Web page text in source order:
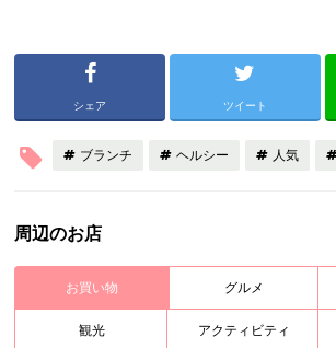
シェア ツイート
ブランチ ヘルシー 人気
周辺のお店
お買い物 グルメ
観光 アクティビティ